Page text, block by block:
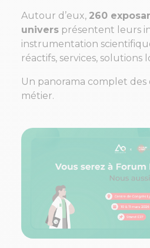
Autour d’eux, 260
univers présentent leurs
instrumentation
réactifs, services, solutions
Un panorama complet
métier.